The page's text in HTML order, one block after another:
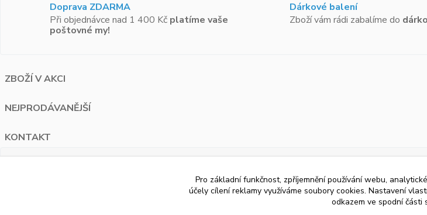
Doprava ZDARMA
Při objednávce nad 1 400 Kč platíme vaše
poštovné my!
Dárkové balení
Zboží vám rádi zabalíme do
ZBOŽÍ V AKCI
NEJPRODÁVANĚJŠÍ
KONTAKT
Pro základní funkčnost, zpříjemnění používání webu,
účely cílení reklamy využíváme soubory cookies. Nastavení
odkazem ve spodní části